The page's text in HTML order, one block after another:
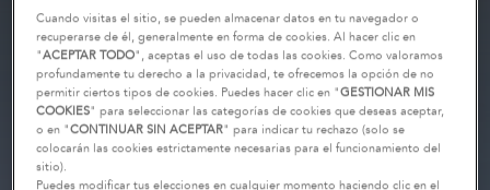
Cuando visitas el sitio, se pueden almacenar datos en tu navegador o
recuperarse de él, generalmente en forma de cookies. Al hacer clic en
"ACEPTAR TODO", aceptas el uso de todas las cookies. Como valoramos
profundamente tu derecho a la privacidad, te ofrecemos la opción de no
permitir ciertos tipos de cookies. Puedes hacer clic en "GESTIONAR MIS
COOKIES" para seleccionar las categorías de cookies que deseas aceptar,
o en "CONTINUAR SIN ACEPTAR" para indicar tu rechazo (solo se
colocarán las cookies estrictamente necesarias para el funcionamiento del
sitio).
Puedes modificar tus elecciones en cualquier momento haciendo clic en el